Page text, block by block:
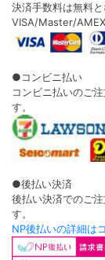
決済手数料は無料
VISA/Master/
●コンビニ払い
コンビニ払いのご
す。
●後払い決済
後払い決済でのご
す。
NP後払いの詳細は